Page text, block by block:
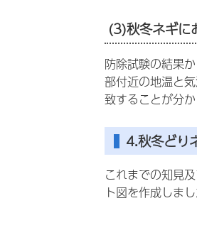
(3)秋冬ネギに
防除試験の結果
部付近の地温と
致することが分
4.秋冬どり
これまでの知見
ト図を作成しま